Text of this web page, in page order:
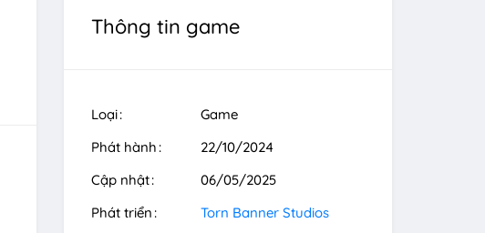
Thông tin game
Loại
Game
Phát hành
22/10/2024
Cập nhật
06/05/2025
Phát triển
Torn Banner Studios